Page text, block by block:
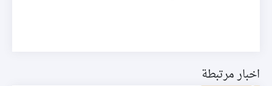
اخبار مرتبطة